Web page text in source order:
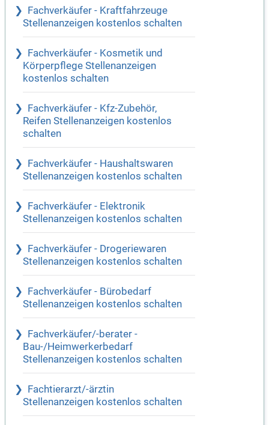
Fachverkäufer - Kraftfahrzeuge
Stellenanzeigen kostenlos schalten
Fachverkäufer - Kosmetik und
Körperpflege Stellenanzeigen
kostenlos schalten
Fachverkäufer - Kfz-Zubehör,
Reifen Stellenanzeigen kostenlos
schalten
Fachverkäufer - Haushaltswaren
Stellenanzeigen kostenlos schalten
Fachverkäufer - Elektronik
Stellenanzeigen kostenlos schalten
Fachverkäufer - Drogeriewaren
Stellenanzeigen kostenlos schalten
Fachverkäufer - Bürobedarf
Stellenanzeigen kostenlos schalten
Fachverkäufer/-berater -
Bau-/Heimwerkerbedarf
Stellenanzeigen kostenlos schalten
Fachtierarzt/-ärztin
Stellenanzeigen kostenlos schalten